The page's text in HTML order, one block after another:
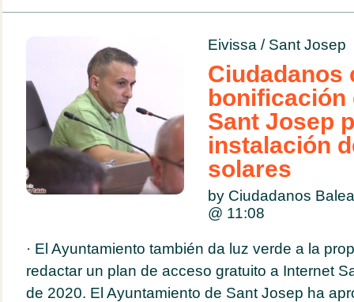
Eivissa / Sant Josep
Ciudadanos
bonificación
Sant Josep
instalación
solares
by Ciudadanos
@ 11:08
· El Ayuntamiento también da luz verde a la
redactar un plan de acceso gratuito a Internet
de 2020. El Ayuntamiento de Sant Josep ha